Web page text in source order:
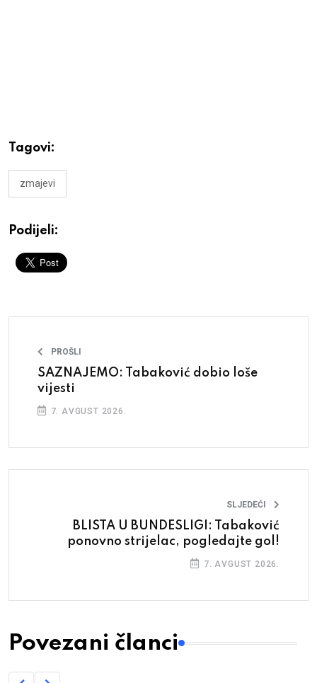
Tagovi:
zmajevi
Podijeli:
PROŠLI
SAZNAJEMO: Tabaković dobio loše
vijesti
7. AVGUST 2026.
SLJEDEĆI
BLISTA U BUNDESLIGI: Tabaković
ponovno strijelac, pogledajte gol!
7. AVGUST 2026.
Povezani članci